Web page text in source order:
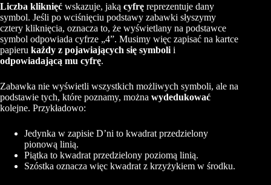
Liczba kliknięć wskazuje, jaką cyfrę reprezentuje dany
symbol. Jeśli po wciśnięciu podstawy zabawki słyszymy
cztery kliknięcia, oznacza to, że wyświetlany na podstawce
symbol odpowiada cyfrze „4”. Musimy więc zapisać na kartce
papieru każdy z pojawiających się symboli i
odpowiadającą mu cyfrę.
Zabawka nie wyświetli wszystkich możliwych symboli, ale na
podstawie tych, które poznamy, można wydedukować
kolejne. Przykładowo:
Jedynka w zapisie D’ni to kwadrat przedzielony
pionową linią.
Piątka to kwadrat przedzielony poziomą linią.
Szóstka oznacza więc kwadrat z krzyżykiem w środku.